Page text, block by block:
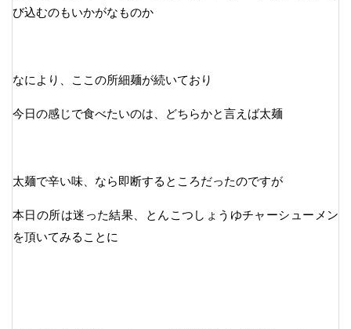
び込むのもいかがなものか
なにより、ここの所細麺が続いており
今日の感じで食べたいのは、どちらかと言えば太麺
太麺で辛い味、なら即断するところだったのですが
本日の所は迷った結果、とんこつしょうゆチャーシューメン
を頂いてみることに